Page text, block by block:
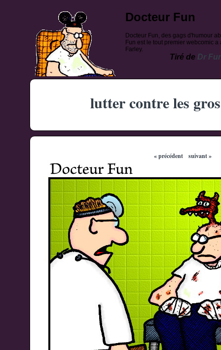
Docteur Fun
Docteur Fun, des gags d'humour
Fun est le tout premier webcomic
Farley.
Tiré de Dr
lutter contre les
« précédent suivant »